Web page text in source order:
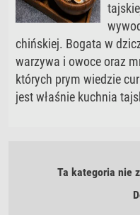
chińskiej. Bogata w
warzywa i owoce oraz
których prym wiedzie
jest właśnie kuchnia
Ta kategoria nie